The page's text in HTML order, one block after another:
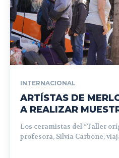
INTERNACIONAL
ARTÍSTAS DE
A REALIZAR
Los ceramistas del “Taller
profesora, Silvia Carbone,